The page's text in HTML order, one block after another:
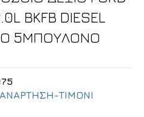
BKFB DIESEL
5ΜΠΟΥΛΟΝΟ
ΑΝΑΡΤΗΣΗ-ΤΙΜΟΝΙ